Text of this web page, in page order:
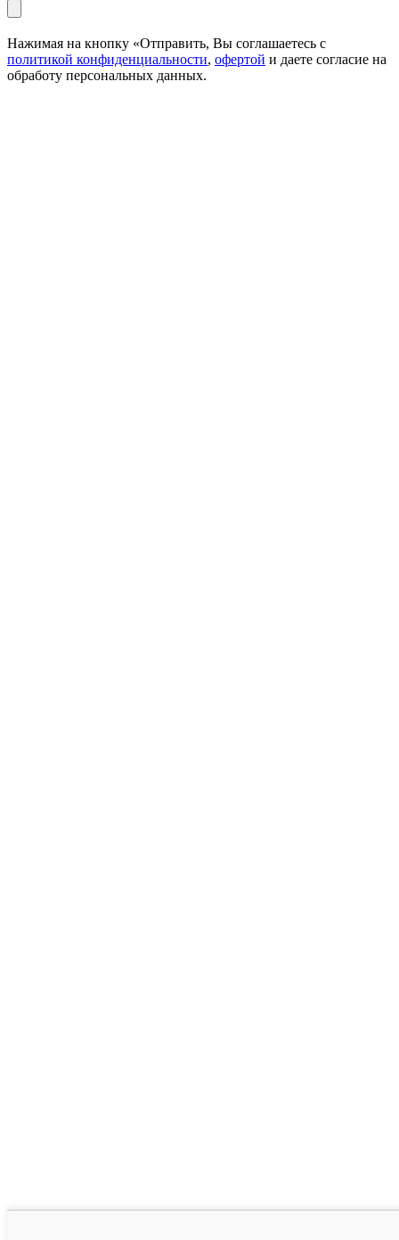
Нажимая на кнопку «Отправить, Вы соглашаетесь с
политикой конфиденциальности, офертой и даете согласие на
обработу персональных данных.